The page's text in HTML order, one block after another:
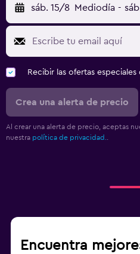
sáb. 15/8 Mediodía -
Recibir las ofertas
Crea una alerta de precio
Al crear una alerta de precio, aceptas
nuestra política de privacidad.
Encuentra